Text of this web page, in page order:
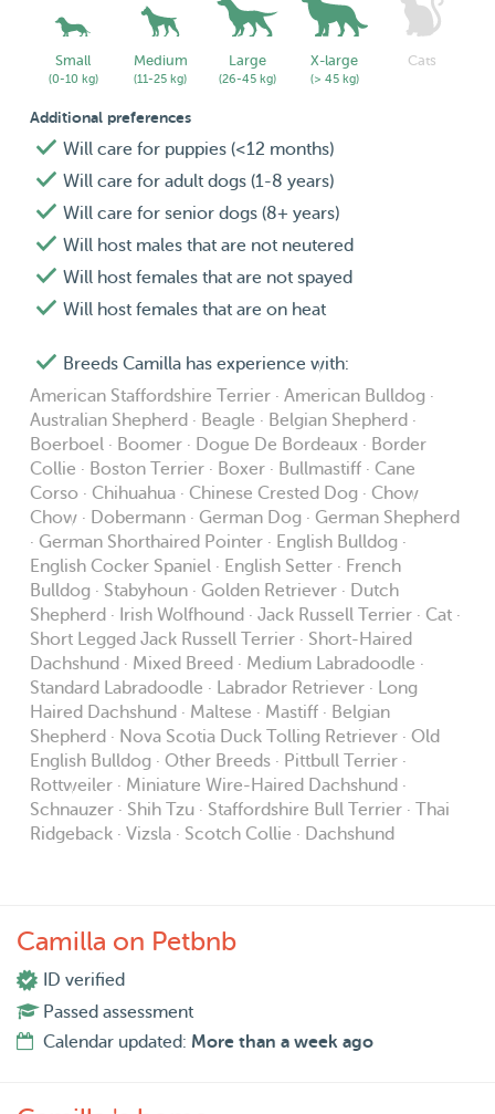
Small
(0-10 kg)
Medium
(11-25 kg)
Large
(26-45 kg)
X-large
(> 45 kg)
Cats
Additional preferences
Will care for puppies (<12 months)
Will care for adult dogs (1-8 years)
Will care for senior dogs (8+ years)
Will host males that are not neutered
Will host females that are not spayed
Will host females that are on heat
Breeds Camilla has experience with:
American Staffordshire Terrier · American Bulldog ·
Australian Shepherd · Beagle · Belgian Shepherd ·
Boerboel · Boomer · Dogue De Bordeaux · Border
Collie · Boston Terrier · Boxer · Bullmastiff · Cane
Corso · Chihuahua · Chinese Crested Dog · Chow
Chow · Dobermann · German Dog · German Shepherd
· German Shorthaired Pointer · English Bulldog ·
English Cocker Spaniel · English Setter · French
Bulldog · Stabyhoun · Golden Retriever · Dutch
Shepherd · Irish Wolfhound · Jack Russell Terrier · Cat ·
Short Legged Jack Russell Terrier · Short-Haired
Dachshund · Mixed Breed · Medium Labradoodle ·
Standard Labradoodle · Labrador Retriever · Long
Haired Dachshund · Maltese · Mastiff · Belgian
Shepherd · Nova Scotia Duck Tolling Retriever · Old
English Bulldog · Other Breeds · Pittbull Terrier ·
Rottweiler · Miniature Wire-Haired Dachshund ·
Schnauzer · Shih Tzu · Staffordshire Bull Terrier · Thai
Ridgeback · Vizsla · Scotch Collie · Dachshund
Camilla on Petbnb
ID verified
Passed assessment
Calendar updated: More than a week ago